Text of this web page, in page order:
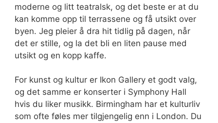
moderne og litt teatralsk, og det beste er at du
kan komme opp til terrassene og få utsikt over
byen. Jeg pleier å dra hit tidlig på dagen, når
det er stille, og la det bli en liten pause med
utsikt og en kopp kaffe.
For kunst og kultur er Ikon Gallery et godt valg,
og det samme er konserter i Symphony Hall
hvis du liker musikk. Birmingham har et kulturliv
som ofte føles mer tilgjengelig enn i London. Du